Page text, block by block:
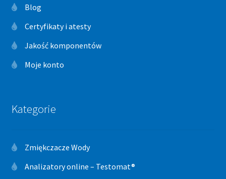
Blog
Certyfikaty i atesty
Jakość komponentów
Moje konto
Kategorie
Zmiękczacze Wody
Analizatory online – Testomat®